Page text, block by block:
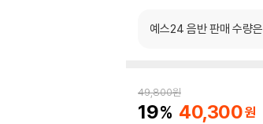
예스24 음반 판매 수량은
49,800원
19 40,300